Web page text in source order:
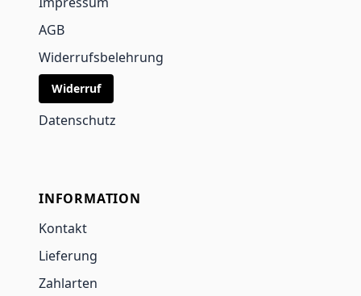
AGB
Widerrufsbelehrung
Widerruf
Datenschutz
INFORMATION
Kontakt
Lieferung
Zahlarten